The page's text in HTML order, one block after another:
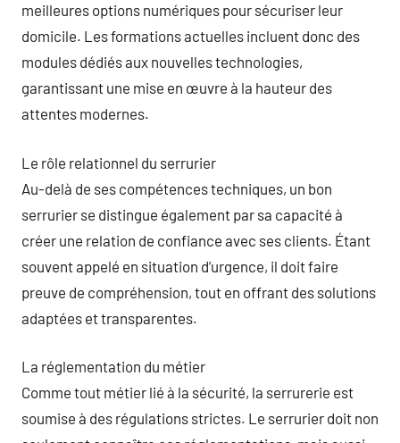
meilleures options numériques pour sécuriser leur
domicile. Les formations actuelles incluent donc des
modules dédiés aux nouvelles technologies,
garantissant une mise en œuvre à la hauteur des
attentes modernes.
Le rôle relationnel du serrurier
Au-delà de ses compétences techniques, un bon
serrurier se distingue également par sa capacité à
créer une relation de confiance avec ses clients. Étant
souvent appelé en situation d’urgence, il doit faire
preuve de compréhension, tout en offrant des solutions
adaptées et transparentes.
La réglementation du métier
Comme tout métier lié à la sécurité, la serrurerie est
soumise à des régulations strictes. Le serrurier doit non